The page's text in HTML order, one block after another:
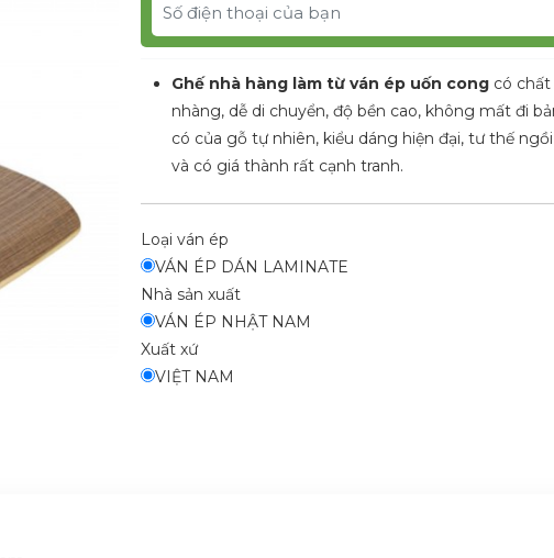
Ghế nhà hàng làm từ ván ép uốn congcó chất
nhàng, dễ di chuyển, độ bền cao, không mất đi
có của gỗ tự nhiên, kiểu dáng hiện đại, tư thế
và có giá thành rất cạnh tranh.
Loại ván ép
VÁN ÉP DÁN LAMINATE
Nhà sản xuất
VÁN ÉP NHẬT NAM
Xuất xứ
VIỆT NAM